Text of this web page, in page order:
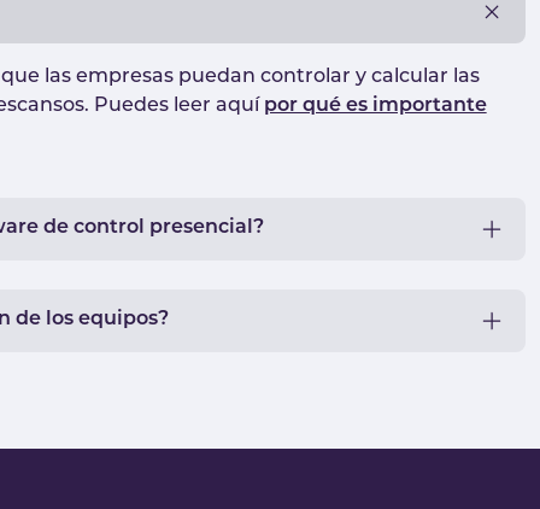
las empresas puedan controlar y calcular las
Puedes leer aquí por qué es importante
de control presencial?
de los equipos?